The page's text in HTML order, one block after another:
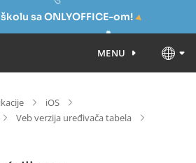
sa ONLYOFFICE-om!
MENU
iOS
Veb verzija uređivača tabela